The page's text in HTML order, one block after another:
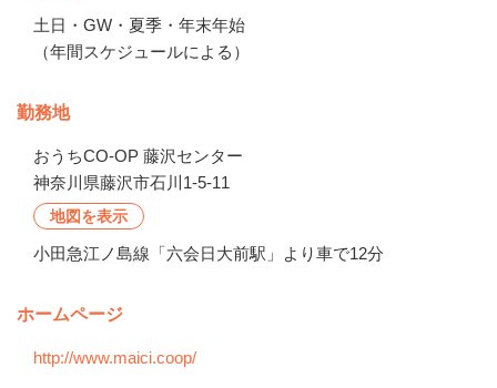
土日・GW・夏季・年末年始
（年間スケジュールによる）
勤務地
おうちCO-OP 藤沢センター
神奈川県藤沢市石川1-5-11
地図を表示
小田急江ノ島線「六会日大前駅」より車で12分
ホームページ
http://www.maici.coop/